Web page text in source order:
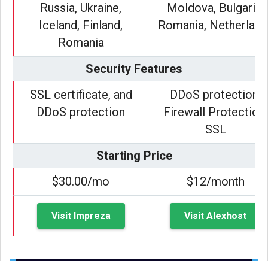
Russia, Ukraine,
Iceland, Finland,
Romania
Moldova, Bulgaria,
Romania,
Security Features
SSL certificate, and
DDoS protection
DDoS protection,
Firewall Protection,
SSL
Starting Price
$30.00/mo
$12/month
Visit Impreza Visit Alexhost